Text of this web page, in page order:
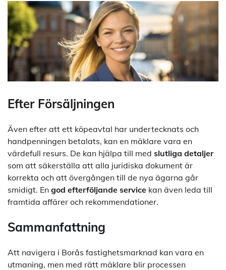
Efter Försäljningen
Även efter att ett köpeavtal har undertecknats och
handpenningen betalats, kan en mäklare vara en
värdefull resurs. De kan hjälpa till med slutliga detaljer
som att säkerställa att alla juridiska dokument är
korrekta och att övergången till de nya ägarna går
smidigt. En god efterföljande service kan även leda till
framtida affärer och rekommendationer.
Sammanfattning
Att navigera i Borås fastighetsmarknad kan vara en
utmaning, men med rätt mäklare blir processen